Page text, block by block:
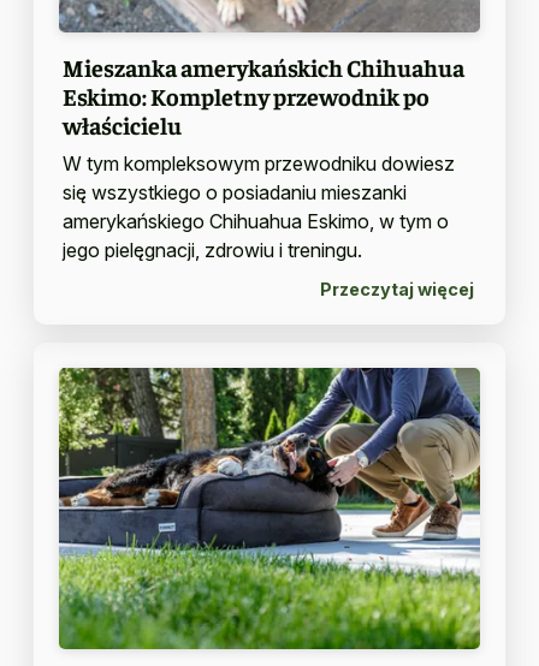
Mieszanka amerykańskich Chihuahua
Eskimo: Kompletny przewodnik po
właścicielu
W tym kompleksowym przewodniku dowiesz
się wszystkiego o posiadaniu mieszanki
amerykańskiego Chihuahua Eskimo, w tym o
jego pielęgnacji, zdrowiu i treningu.
Przeczytaj więcej